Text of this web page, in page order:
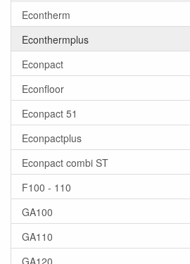
Econtherm
Econthermplus
Econpact
Econfloor
Econpact 51
Econpactplus
Econpact combi ST
F100 - 110
GA100
GA110
GA120